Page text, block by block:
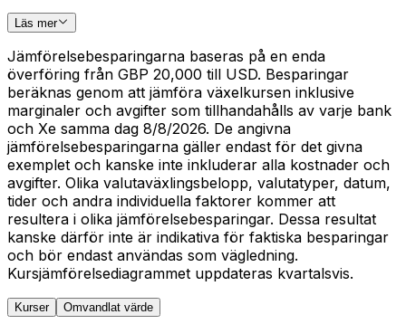
Läs mer
Jämförelsebesparingarna baseras på en enda
överföring från GBP 20,000 till USD. Besparingar
beräknas genom att jämföra växelkursen inklusive
marginaler och avgifter som tillhandahålls av varje bank
och Xe samma dag 8/8/2026. De angivna
jämförelsebesparingarna gäller endast för det givna
exemplet och kanske inte inkluderar alla kostnader och
avgifter. Olika valutaväxlingsbelopp, valutatyper, datum,
tider och andra individuella faktorer kommer att
resultera i olika jämförelsebesparingar. Dessa resultat
kanske därför inte är indikativa för faktiska besparingar
och bör endast användas som vägledning.
Kursjämförelsediagrammet uppdateras kvartalsvis.
Kurser Omvandlat värde